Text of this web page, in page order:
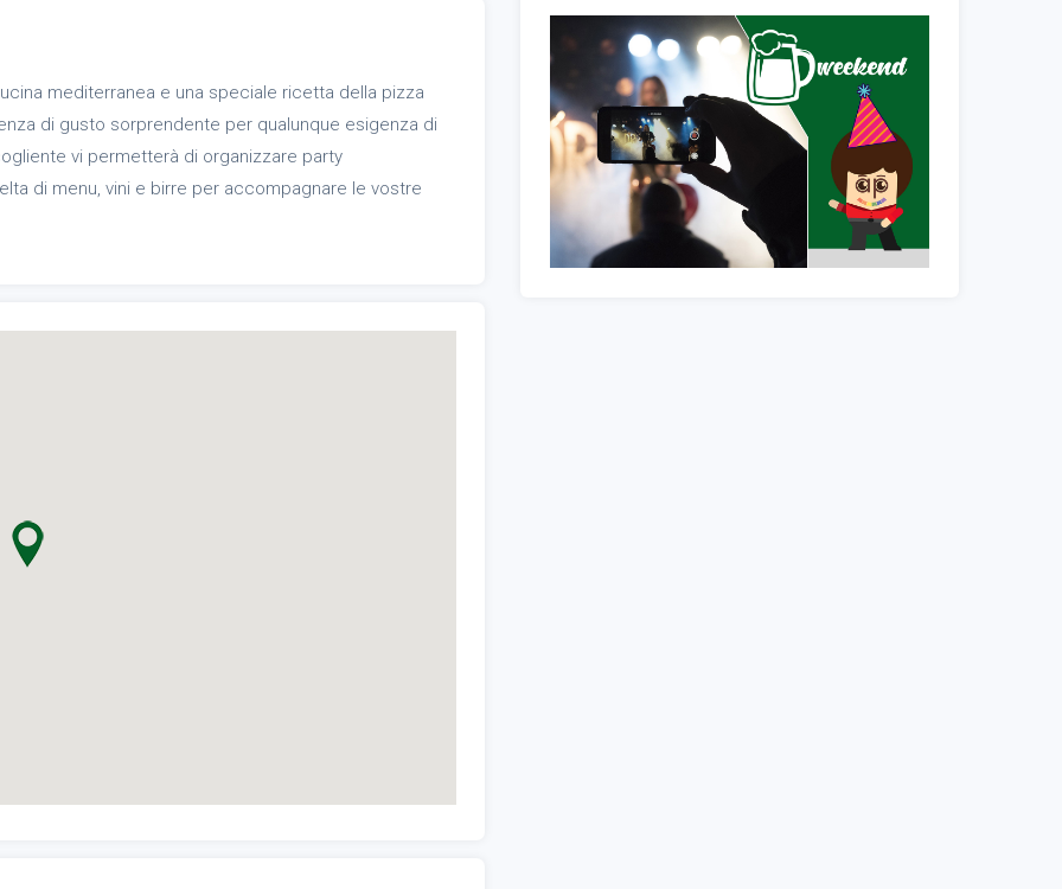
mediterranea e una speciale ricetta della pizza
di gusto sorprendente per qualunque esigenza di
vi permetterà di organizzare party
di menu, vini e birre per accompagnare le vostre